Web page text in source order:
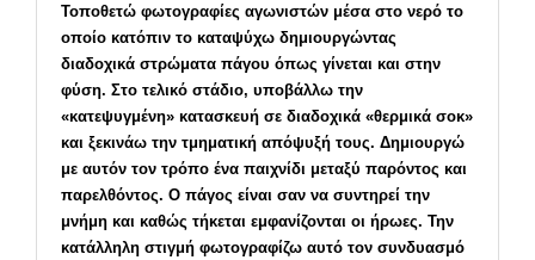
Τοποθετώ φωτογραφίες αγωνιστών μέσα στο νερό το
οποίο κατόπιν το καταψύχω δημιουργώντας
διαδοχικά στρώματα πάγου όπως γίνεται και στην
φύση. Στο τελικό στάδιο, υποβάλλω την
«κατεψυγμένη» κατασκευή σε διαδοχικά «θερμικά σοκ»
και ξεκινάω την τμηματική απόψυξή τους. Δημιουργώ
με αυτόν τον τρόπο ένα παιχνίδι μεταξύ παρόντος και
παρελθόντος. Ο πάγος είναι σαν να συντηρεί την
μνήμη και καθώς τήκεται εμφανίζονται οι ήρωες. Την
κατάλληλη στιγμή φωτογραφίζω αυτό τον συνδυασμό